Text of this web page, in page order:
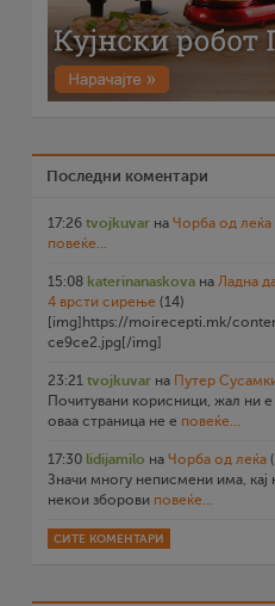
Последни коментари
17:26 tvojkuvar на Чорба од леќа
повеќе...
15:08 katerinanaskova на Ладна
4 врсти сирење (14)
[img]https://moirecepti.mk/
ce9ce2.jpg[/img]
23:21 tvojkuvar на Путер
Почитувани корисници, жал ни
оваа страница не е повеќе...
17:30 lidijamilo на Чорба од леќа
Значи многу неписмени има, кај
некои зборови повеќе...
СИТЕ КОМЕНТАРИ